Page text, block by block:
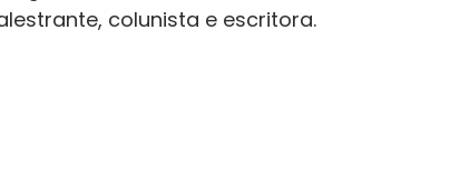
colunista e escritora.